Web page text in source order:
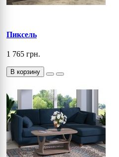
Пиксель
1 765 грн.
В корзину